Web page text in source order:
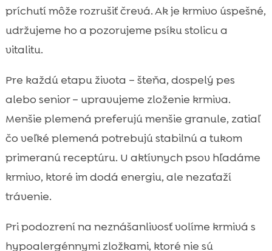
príchutí môže rozrušiť črevá. Ak je krmivo úspešné,
udržujeme ho a pozorujeme psíku stolicu a
vitalitu.
Pre každú etapu života – šteňa, dospelý pes
alebo senior – upravujeme zloženie krmiva.
Menšie plemená preferujú menšie granule, zatiaľ
čo veľké plemená potrebujú stabilnú a tukom
primeranú receptúru. U aktívnych psov hľadáme
krmivo, ktoré im dodá energiu, ale nezaťaží
trávenie.
Pri podozrení na neznášanlivosť volíme krmivá s
hypoalergénnymi zložkami, ktoré nie sú